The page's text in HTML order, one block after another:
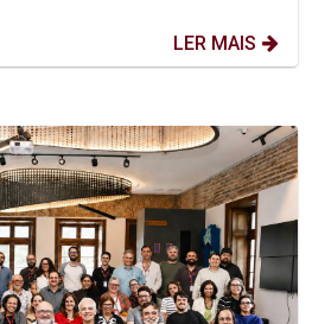
LER MAIS